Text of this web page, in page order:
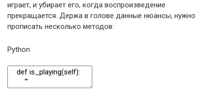
играет, и убирает его, когда воспроизведение
прекращается. Держа в голове данные нюансы, нужно
прописать несколько методов:
Python